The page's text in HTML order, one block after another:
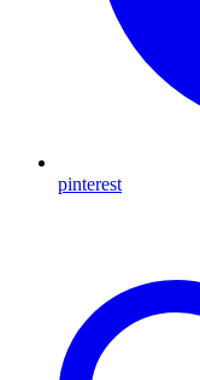
pinterest